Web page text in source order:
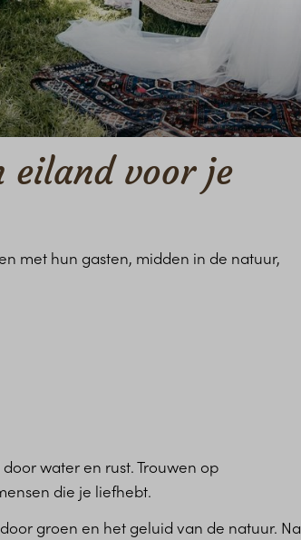
eiland voor je
met hun gasten, midden in de natuur,
water en rust. Trouwen op
die je liefhebt.
groen en het geluid van de natuur. Na